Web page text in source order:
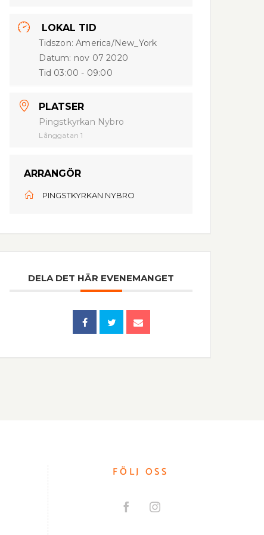
LOKAL TID
Tidszon:America/New_York
Datum: nov 07 2020
Tid 03:00 - 09:00
PLATSER
Pingstkyrkan Nybro
Långgatan 1
ARRANGÖR
PINGSTKYRKAN NYBRO
DELA DET HÄR EVENEMANGET
FÖLJ OSS